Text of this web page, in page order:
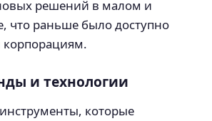
решений в малом и
что раньше было доступно
и технологии
которые